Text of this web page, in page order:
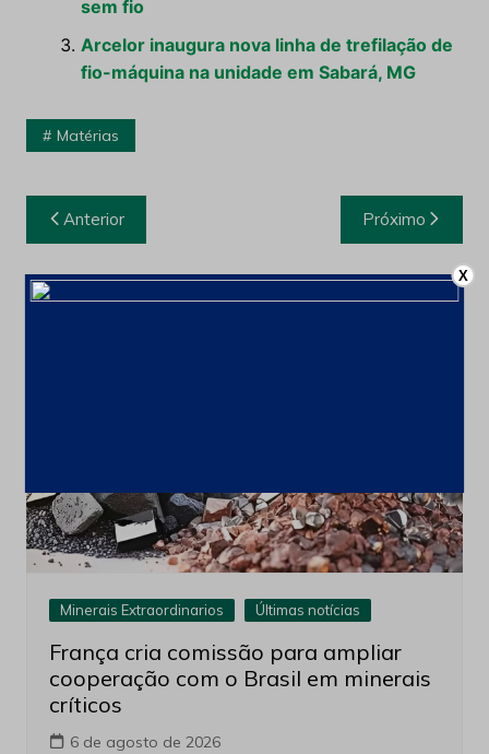
sem fio
Arcelor inaugura nova linha de trefilação de
fio-máquina na unidade em Sabará, MG
Matérias
Navegação
de
Post
Anterior Próximo
Leia também
Minerais Extraordinarios Últimas notícias
França cria comissão para ampliar
cooperação com o Brasil em minerais
críticos
6 de agosto de 2026
X